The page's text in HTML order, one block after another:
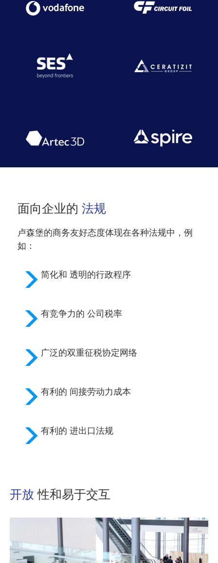
面向企业的 法规
卢森堡的商务友好态度体现在各种法规中，例
如：
简化和 透明的行政程序
有竞争力的 公司税率
广泛的双重征税协定网络
有利的 间接劳动力成本
有利的 进出口法规
开放性和易于交互